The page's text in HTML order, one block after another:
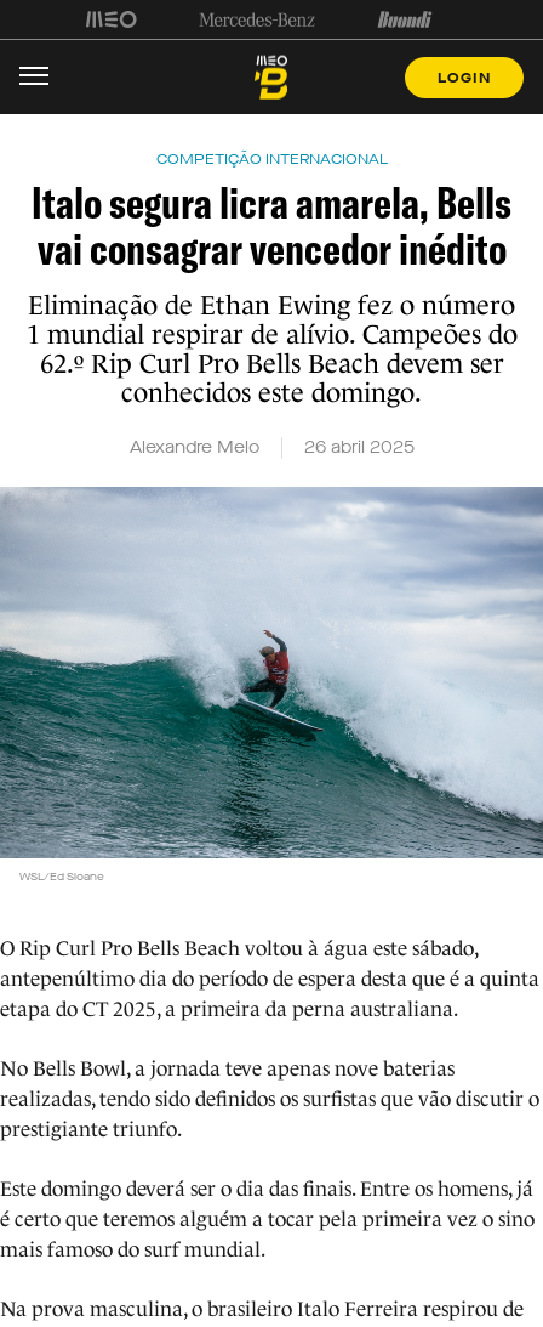
LOGIN
COMPETIÇÃO INTERNACIONAL
Italo segura licra amarela, Bells
vai consagrar vencedor inédito
Eliminação de Ethan Ewing fez o número
1 mundial respirar de alívio. Campeões do
62.º Rip Curl Pro Bells Beach devem ser
conhecidos este domingo.
Alexandre Melo 26 abril 2025
WSL/Ed Sloane
O Rip Curl Pro Bells Beach voltou à água este sábado,
antepenúltimo dia do período de espera desta que é a quinta
etapa do CT 2025, a primeira da perna australiana.
No Bells Bowl, a jornada teve apenas nove baterias
realizadas, tendo sido definidos os surfistas que vão discutir o
prestigiante triunfo.
Este domingo deverá ser o dia das finais. Entre os homens, já
é certo que teremos alguém a tocar pela primeira vez o sino
mais famoso do surf mundial.
Na prova masculina, o brasileiro Italo Ferreira respirou de